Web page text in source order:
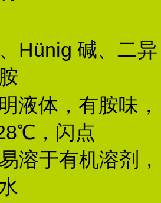
Hünig 碱、二异
液体，有胺味，
，闪点
溶于有机溶剂，